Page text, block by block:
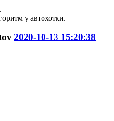
у автохотки.
2020-10-13 15:20:38